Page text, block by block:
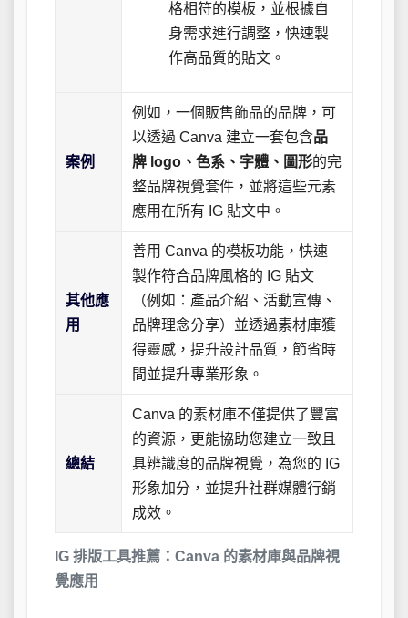
IG 排版工具推薦：Canva 的素材庫與品牌視
覺應用
格相符的模板，並根據自
身需求進行調整，快速製
作高品質的貼文。
案例
例如，一個販售飾品的品牌，可
以透過 Canva 建立一套包含品
牌 logo、色系、字體、圖形的完
整品牌視覺套件，並將這些元素
應用在所有 IG 貼文中。
其他應
用
善用 Canva 的模板功能，快速
製作符合品牌風格的 IG 貼文
（例如：產品介紹、活動宣傳、
品牌理念分享）並透過素材庫獲
得靈感，提升設計品質，節省時
間並提升專業形象。
總結
Canva 的素材庫不僅提供了豐富
的資源，更能協助您建立一致且
具辨識度的品牌視覺，為您的 IG
形象加分，並提升社群媒體行銷
成效。